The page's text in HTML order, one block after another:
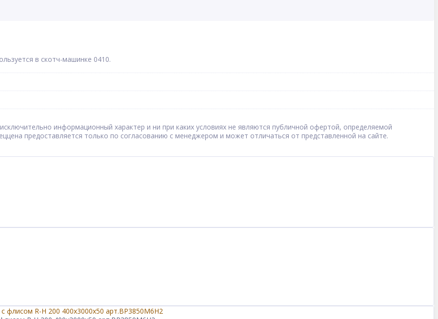
в скотч-машинке 0410.
информационный характер и ни при каких условиях не являются публичной офертой, определяемой
предоставляется только по согласованию с менеджером и может отличаться от представленной на сайте.